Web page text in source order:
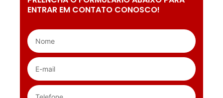
ENTRAR EM CONTATO CONOSCO!